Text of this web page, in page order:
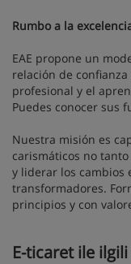
Rumbo a la
EAE propone un
relación de
profesional y el
Puedes conocer sus
Nuestra misión es
carismáticos no
y liderar los cambios
transformadores.
principios y con
E-ticaret ile